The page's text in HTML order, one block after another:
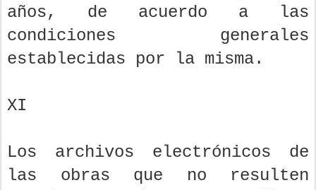
años, de acuerdo a las
condiciones generales
establecidas por la misma.
XI
Los archivos electrónicos de
las obras que no resulten